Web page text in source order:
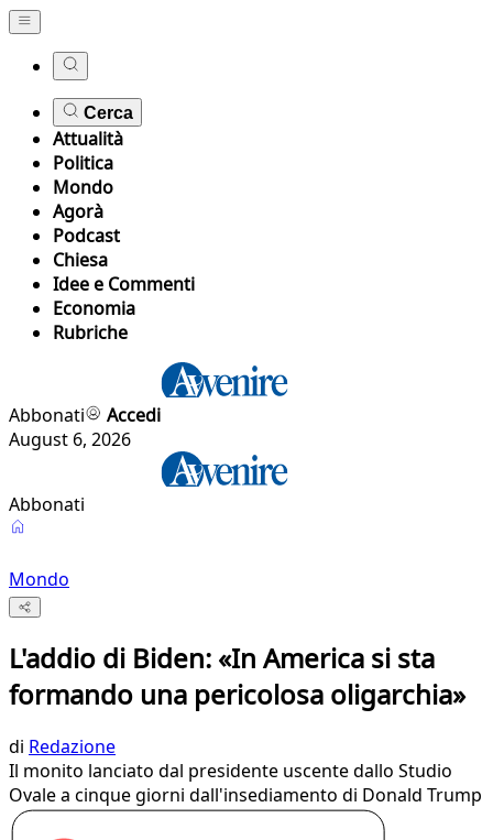
Cerca
Attualità
Politica
Mondo
Agorà
Podcast
Chiesa
Idee e Commenti
Economia
Rubriche
Abbonati
Accedi
August 6, 2026
Abbonati
Mondo
L'addio di Biden: «In America si sta
formando una pericolosa oligarchia»
di Redazione
Il monito lanciato dal presidente uscente dallo Studio
Ovale a cinque giorni dall'insediamento di Donald Trump